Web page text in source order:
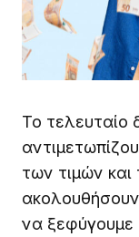
Το τελευταίο
των τιμών
να